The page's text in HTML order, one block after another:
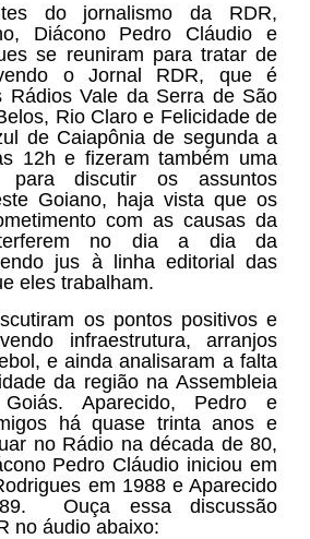
do jornalismo da RDR,
Diácono Pedro Cláudio e
se reuniram para tratar de
o Jornal RDR, que é
Rádios Vale da Serra de São
Rio Claro e Felicidade de
de Caiapônia de segunda a
12h e fizeram também uma
para discutir os assuntos
Goiano, haja vista que os
com as causas da
no dia a dia da
jus à linha editorial das
eles trabalham.
os pontos positivos e
infraestrutura, arranjos
e ainda analisaram a falta
da região na Assembleia
Aparecido, Pedro e
há quase trinta anos e
no Rádio na década de 80,
Pedro Cláudio iniciou em
em 1988 e Aparecido
Ouça essa discussão
no áudio abaixo: